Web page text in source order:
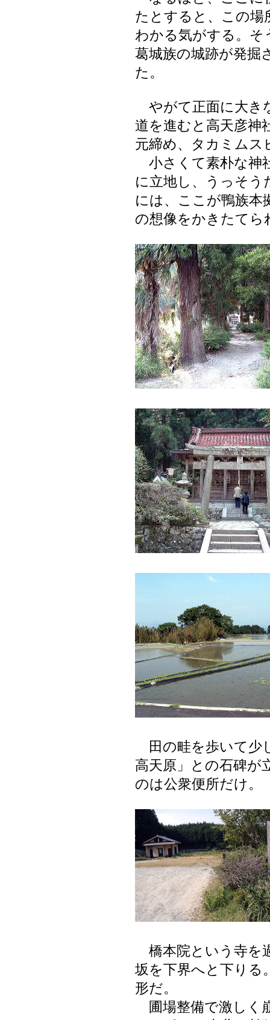
たとすると、この場
わかる気がする。そ
葛城族の城跡が発掘
た。
やがて正面に大き
道を進むと高天彦神
元締め、タカミムス
小さくて素朴な神
に立地し、うっそ
には、ここが鴨族本
の想像をかきたてら
田の畦を歩いて少
高天原」との石碑が
のは公衆便所だけ。
橋本院という寺を
坂を下界へと下りる
形だ。
圃場整備で激しく